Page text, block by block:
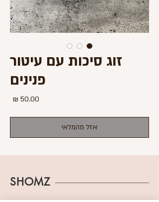
זוג סיכות עם עיטור
פנינים
אזל מהמלאי
SHOMZ